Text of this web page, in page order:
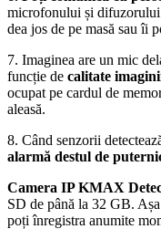
microfonului și difuzorului
dea jos de pe masă sau îi
7. Imaginea are un mic
funcție de calitate
ocupat pe cardul de
aleasă.
8. Când senzorii
alarmă destul de
Camera IP KMAX
SD de până la 32 GB.
poți înregistra anumite